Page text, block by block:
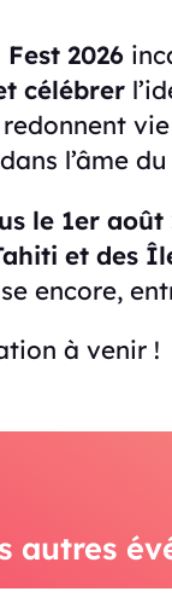
Fest 2026
célébrer
l’âme
le 1er
et des
encore,
à venir !
autres